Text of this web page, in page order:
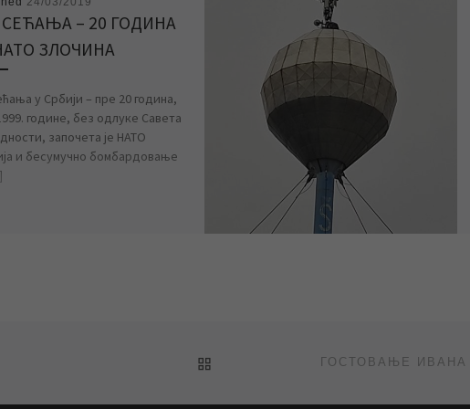
– 20 ГОДИНА
ЗЛОЧИНА
у Србији – пре 20 година,
године, без одлуке Савета
започета је НАТО
и бесумучно бомбардовање
BACK TO POST LIST